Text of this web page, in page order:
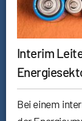
Interim
Bei einem